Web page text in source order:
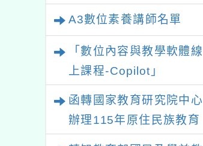
A3數位素養講師名單
「數位內容與教學軟體線
上課程-Copilot」
函轉國家教育研究院中心
辦理115年原住民族教育